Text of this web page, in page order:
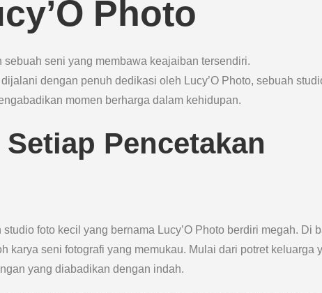
Photo
seni yang membawa keajaiban tersendiri.
dengan penuh dedikasi oleh Lucy’O Photo, sebuah
momen berharga dalam kehidupan.
Pencetakan
foto kecil yang bernama Lucy’O Photo berdiri megah. Di
karya seni fotografi yang memukau. Mulai dari potret keluarga
yang diabadikan dengan indah.